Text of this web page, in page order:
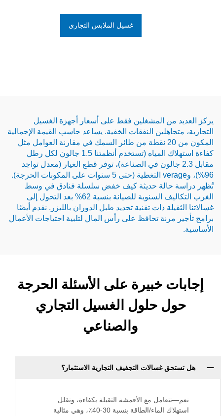
غسيل الملابس التجاري
من المشغلين فقط على أسعار أجهزة الغسيل
النفقات الخفية. يساعد حاسب القيمة الإجمالية
المكون من 20 نقطة من طائر السمك في مقارنة العوامل مثل
كفاءة استهلاك المياه (تستخدم أنظمتنا 1.5 جالون لكل رطل
2.3 جالون في الصناعة)، توفر قطع الغيار (معدل تواجد
96%)، وverage التغطية (حتى 5 سنوات على المكونات الحرجة).
حالة حديثة كيف خفض سلسلة فنادق في وسط
الغرب التكاليف السنوية للصيانة بنسبة 62% بعد التحول إلى
ذات تقنية تحديد طبل الدوران بالليزر. نقدم أيضًا
تحافظ على رأس المال لتلبية احتياجات الأعمال
خبيرة على الأسئلة الحرجة
حلول الغسيل التجاري
والصناعي
غسالات التجفيف التجارية الاستثمار؟
مع الأقمشة الثقيلة بكفاءة، وتقلل
استهلاك الماء/الطاقة بنسبة 30-40٪، وهي مثالية